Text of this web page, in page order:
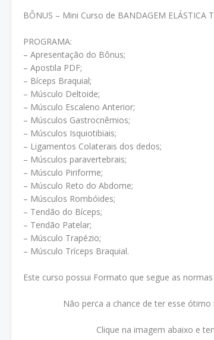
BÔNUS – Mini Curso de BANDAGEM ELÁSTICA
PROGRAMA:
– Apresentação do Bônus;
– Apostila PDF;
– Bíceps Braquial;
– Músculo Deltoide;
– Músculo Escaleno Anterior;
– Músculos Gastrocnêmios;
– Músculos Isquiotibiais;
– Ligamentos Colaterais dos dedos;
– Músculos paravertebrais;
– Músculo Piriforme;
– Músculo Reto do Abdome;
– Músculos Rombóides;
– Tendão do Bíceps;
– Tendão Patelar;
– Músculo Trapézio;
– Músculo Tríceps Braquial.
Este curso possui Formato que segue as
Não perca a chance de ter esse
Clique na imagem abaixo e